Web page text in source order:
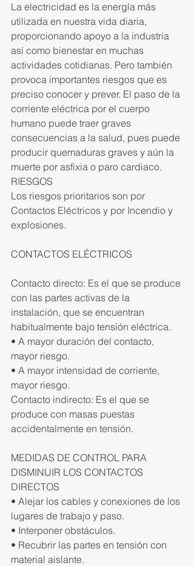
La electricidad es la energía más
utilizada en nuestra vida diaria,
proporcionando apoyo a la industria
así como bienestar en muchas
actividades cotidianas. Pero también
provoca importantes riesgos que es
preciso conocer y prever. El paso de la
corriente eléctrica por el cuerpo
humano puede traer graves
consecuencias a la salud, pues puede
producir quemaduras graves y aún la
muerte por asfixia o paro cardiaco.
RIESGOS
Los riesgos prioritarios son por
Contactos Eléctricos y por Incendio y
explosiones.
CONTACTOS ELÉCTRICOS
Contacto directo: Es el que se produce
con las partes activas de la
instalación, que se encuentran
habitualmente bajo tensión eléctrica.
• A mayor duración del contacto,
mayor riesgo.
• A mayor intensidad de corriente,
mayor riesgo.
Contacto indirecto: Es el que se
produce con masas puestas
accidentalmente en tensión.
MEDIDAS DE CONTROL PARA
DISMINUIR LOS CONTACTOS
DIRECTOS
• Alejar los cables y conexiones de los
lugares de trabajo y paso.
• Interponer obstáculos.
• Recubrir las partes en tensión con
material aislante.